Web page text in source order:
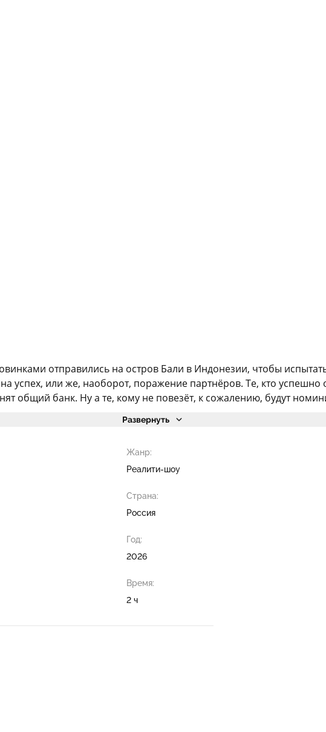
отправились на остров Бали в Индонезии, чтобы
успех, или же, наоборот, поражение партнёров. Те, кто успешно
общий банк. Ну а те, кому не повезёт, к сожалению, будут
Развернуть
Жанр:
Реалити-шоу
Страна:
Россия
Год:
2026
Время:
2 ч